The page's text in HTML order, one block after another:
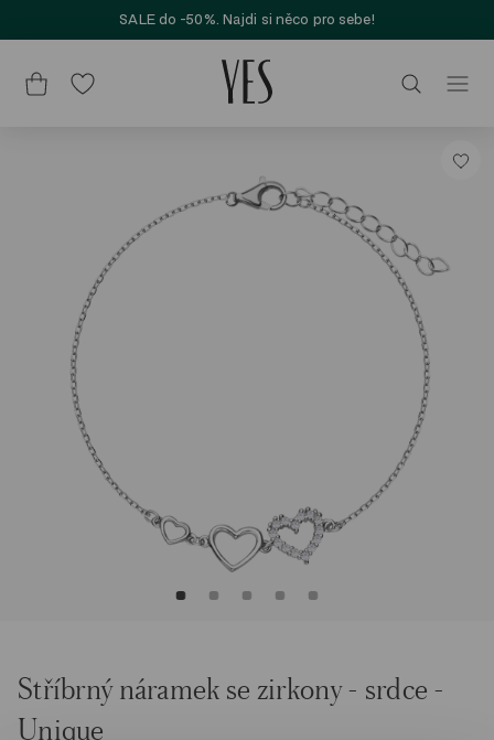
SALE do -50%. Najdi si něco pro sebe!
Stříbrný náramek se zirkony - srdce -
Unique